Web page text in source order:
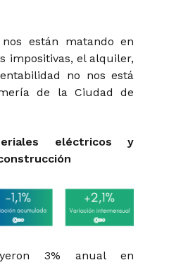
están matando en
impositivas, el alquiler,
no nos está
de la Ciudad de
eléctricos y
3% anual en